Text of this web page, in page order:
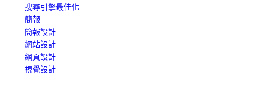
搜尋引擎最佳化
簡報
簡報設計
網站設計
網頁設計
視覺設計